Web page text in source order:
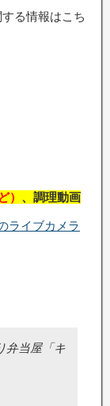
する情報はこち
） 、調理動画
ライブカメラ
弁当屋「キ